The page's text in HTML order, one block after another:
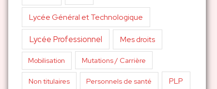
Lycée Général et Technologique
Lycée Professionnel Mes droits
Mobilisation Mutations / Carrière
Non titulaires Personnels de santé PLP